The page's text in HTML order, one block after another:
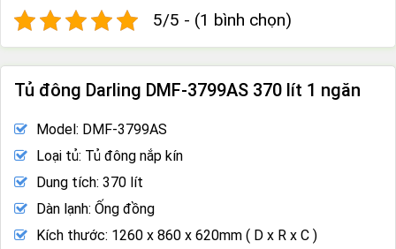
5/5 - (1 bình chọn)
Tủ đông Darling DMF-3799AS 370 lít 1 ngăn
Model: DMF-3799AS
Loại tủ: Tủ đông nắp kín
Dung tích: 370 lít
Dàn lạnh: Ống đồng
Kích thước: 1260 x 860 x 620mm ( D x R x C )